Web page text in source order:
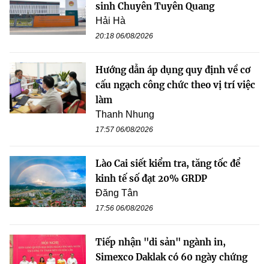
sinh Chuyên Tuyên Quang
Hải Hà
20:18 06/08/2026
Hướng dẫn áp dụng quy định về cơ
cấu ngạch công chức theo vị trí việc
làm
Thanh Nhung
17:57 06/08/2026
Lào Cai siết kiểm tra, tăng tốc để
kinh tế số đạt 20% GRDP
Đăng Tân
17:56 06/08/2026
Tiếp nhận "di sản" ngành in,
Simexco Daklak có 60 ngày chứng